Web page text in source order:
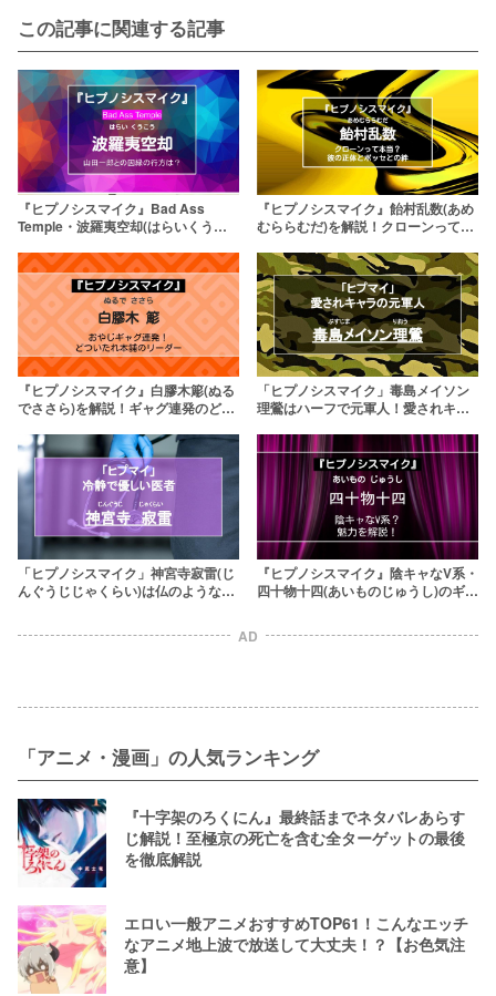
この記事に関連する記事
『ヒプノシスマイク』Bad Ass
Temple・波羅夷空却(はらいくうこ
『ヒプノシスマイク』飴村乱数(あめ
むららむだ)を解説！クローンって本
『ヒプノシスマイク』白膠木簓(ぬる
でささら)を解説！ギャグ連発のどつ
「ヒプノシスマイク」毒島メイソン
理鶯はハーフで元軍人！愛されキャ
「ヒプノシスマイク」神宮寺寂雷(じ
んぐうじじゃくらい)は仏のような天
『ヒプノシスマイク』陰キャなV系・
四十物十四(あいものじゅうし)のギャ
AD
「アニメ・漫画」の人気ランキング
『十字架のろくにん』最終話までネタバレあらす
じ解説！至極京の死亡を含む全ターゲットの最後
を徹底解説
エロい一般アニメおすすめTOP61！こんなエッチ
なアニメ地上波で放送して大丈夫！？【お色気注
意】